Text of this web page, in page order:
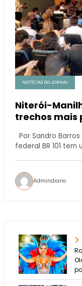
NOTÍCIAS DO JORNAL
Niterói-
trechos mais
Por Sandro
federal BR 101 tem
Admindiario